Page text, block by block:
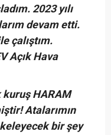
2023 yılı
devam etti.
çalıştım.
Açık Hava
kuruş HARAM
Atalarımın
bir şey